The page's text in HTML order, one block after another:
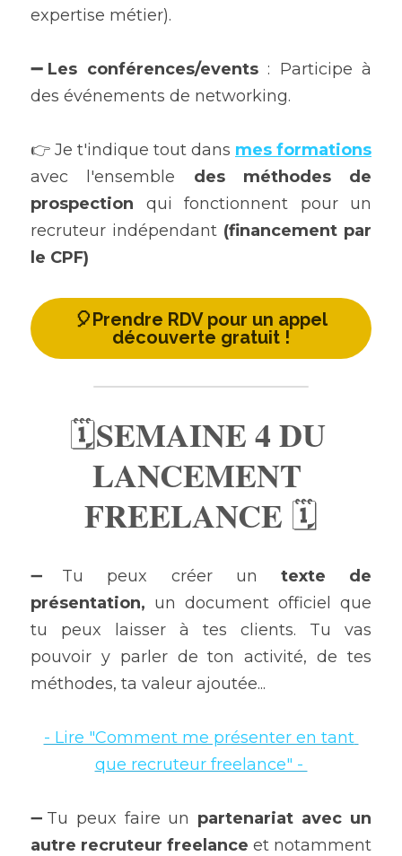
expertise métier).
➖Les conférences/events : Participe à
des événements de networking.
👉 Je t'indique tout dans mes formations
avec l'ensemble des méthodes de
prospection qui fonctionnent pour un
recruteur indépendant (financement par
le CPF)
🎈Prendre RDV pour un appel
découverte gratuit !
🗓SEMAINE 4 DU
LANCEMENT
FREELANCE 🗓
➖Tu peux créer un texte de
présentation, un document officiel que
tu peux laisser à tes clients. Tu vas
pouvoir y parler de ton activité, de tes
méthodes, ta valeur ajoutée...
- Lire "Comment me présenter en tant
que recruteur freelance" -
➖Tu peux faire un partenariat avec un
autre recruteur freelance et notamment